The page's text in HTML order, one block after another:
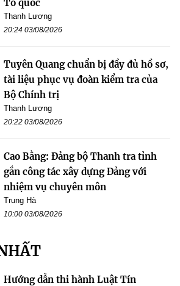
Tổ quốc
Thanh Lương
20:24 03/08/2026
Tuyên Quang chuẩn bị đầy đủ hồ sơ,
tài liệu phục vụ đoàn kiểm tra của
Bộ Chính trị
Thanh Lương
20:22 03/08/2026
Cao Bằng: Đảng bộ Thanh tra tỉnh
gắn công tác xây dựng Đảng với
nhiệm vụ chuyên môn
Trung Hà
10:00 03/08/2026
Hướng dẫn thi hành Luật Tín